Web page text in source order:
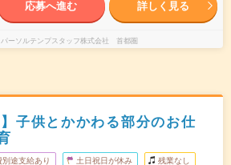
応募へ進む 詳しく見る
パーソルテンプスタッフ株式会社 首都圏
子供とかかわる部分のお仕
別途支給あり 土日祝日が休み 残業なし